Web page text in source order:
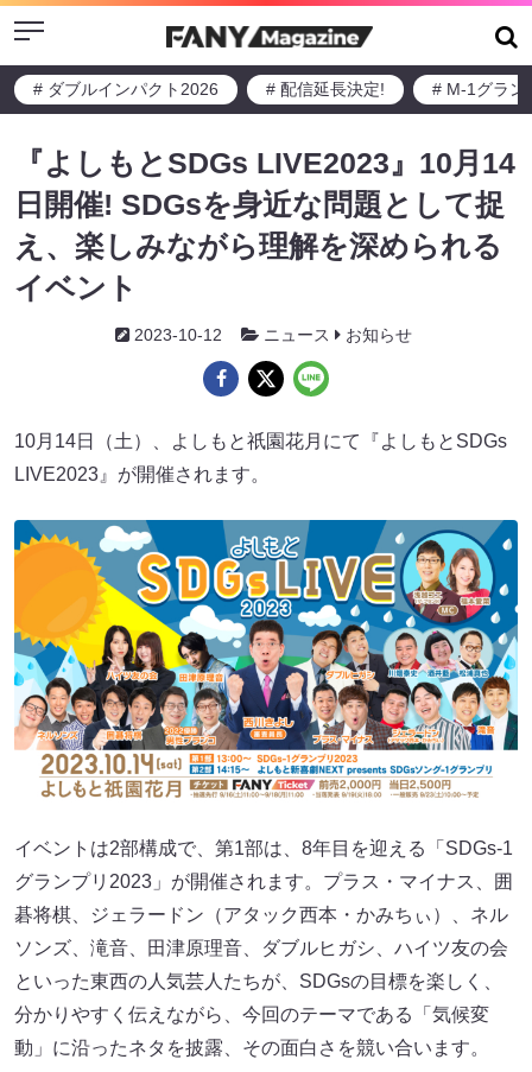
Menu
# ダブルインパクト2026 # 配信延長決定! # M-1グラン
『よしもとSDGs LIVE2023』10月14
日開催! SDGsを身近な問題として捉
え、楽しみながら理解を深められる
イベント
2023-10-12 ニュース お知らせ
10月14日（土）、よしもと祇園花月にて『よしもとSDGs
LIVE2023』が開催されます。
イベントは2部構成で、第1部は、8年目を迎える「SDGs-1
グランプリ2023」が開催されます。プラス・マイナス、囲
碁将棋、ジェラードン（アタック西本・かみちぃ）、ネル
ソンズ、滝音、田津原理音、ダブルヒガシ、ハイツ友の会
といった東西の人気芸人たちが、SDGsの目標を楽しく、
分かりやすく伝えながら、今回のテーマである「気候変
動」に沿ったネタを披露、その面白さを競い合います。